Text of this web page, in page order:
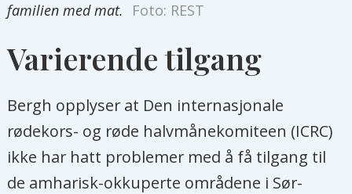
familien med mat.
Foto: REST
Varierende tilgang
Bergh opplyser at Den internasjonale
rødekors- og røde halvmånekomiteen (ICRC)
ikke har hatt problemer med å få tilgang til
de amharisk-okkuperte områdene i Sør-